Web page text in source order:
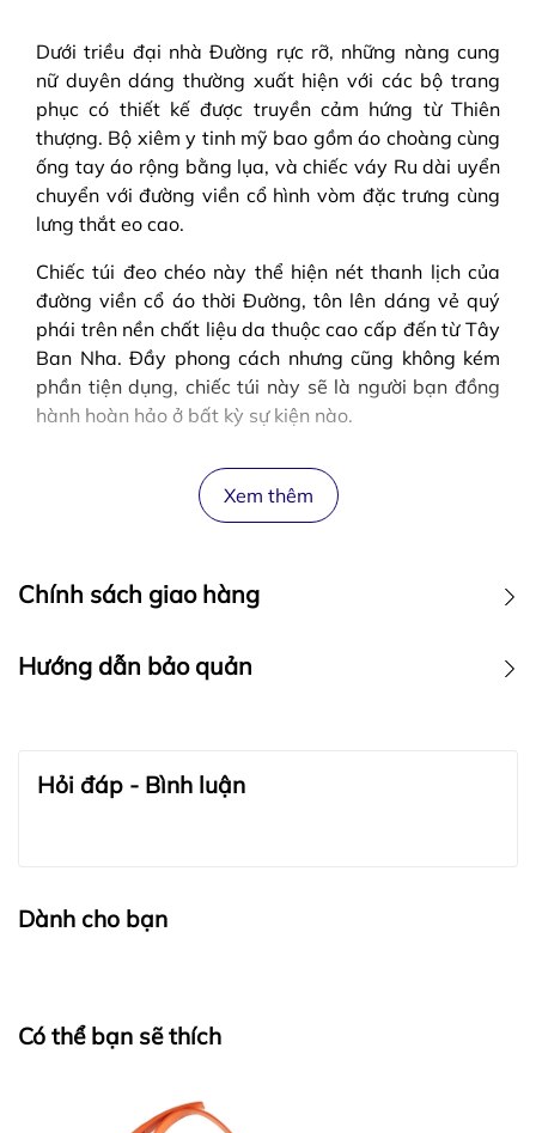
Dưới triều đại nhà Đường rực rỡ, những nàng cung
nữ duyên dáng thường xuất hiện với các bộ trang
phục có thiết kế được truyền cảm hứng từ Thiên
thượng. Bộ xiêm y tinh mỹ bao gồm áo choàng cùng
ống tay áo rộng bằng lụa, và chiếc váy Ru dài uyển
chuyển với đường viền cổ hình vòm đặc trưng cùng
lưng thắt eo cao.
Chiếc túi đeo chéo này thể hiện nét thanh lịch của
đường viền cổ áo thời Đường, tôn lên dáng vẻ quý
phái trên nền chất liệu da thuộc cao cấp đến từ Tây
Ban Nha. Đầy phong cách nhưng cũng không kém
phần tiện dụng, chiếc túi này sẽ là người bạn đồng
hành hoàn hảo ở bất kỳ sự kiện nào.
Xem thêm
Chính sách giao hàng
Hướng dẫn bảo quản
Hỏi đáp - Bình luận
Dành cho bạn
Có thể bạn sẽ thích